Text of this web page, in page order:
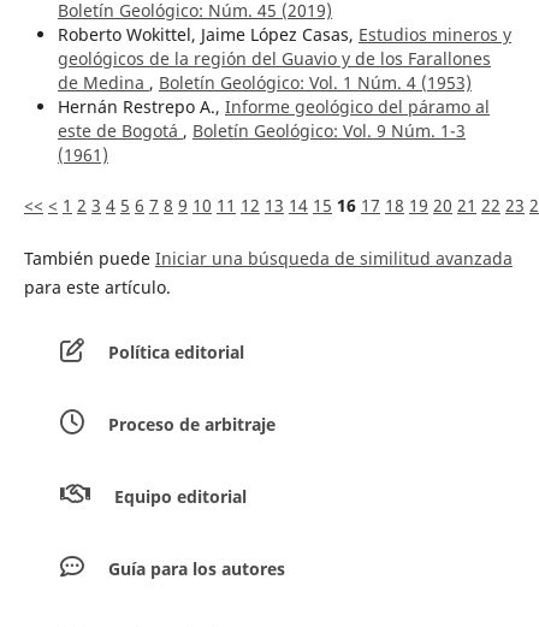
Boletín Geológico: Núm. 45 (2019)
Roberto Wokittel, Jaime López Casas, Estudios mineros y
geológicos de la región del Guavio y de los Farallones
de Medina , Boletín Geológico: Vol. 1 Núm. 4 (1953)
Hernán Restrepo A., Informe geológico del páramo al
este de Bogotá , Boletín Geológico: Vol. 9 Núm. 1-3
(1961)
<< < 1 2 3 4 5 6 7 8 9 10 11 12 13 14 15 16 17 18 19 20 21 22 23
También puede Iniciar una búsqueda de similitud avanzada
para este artículo.
Política editorial
Proceso de arbitraje
Equipo editorial
Guía para los autores